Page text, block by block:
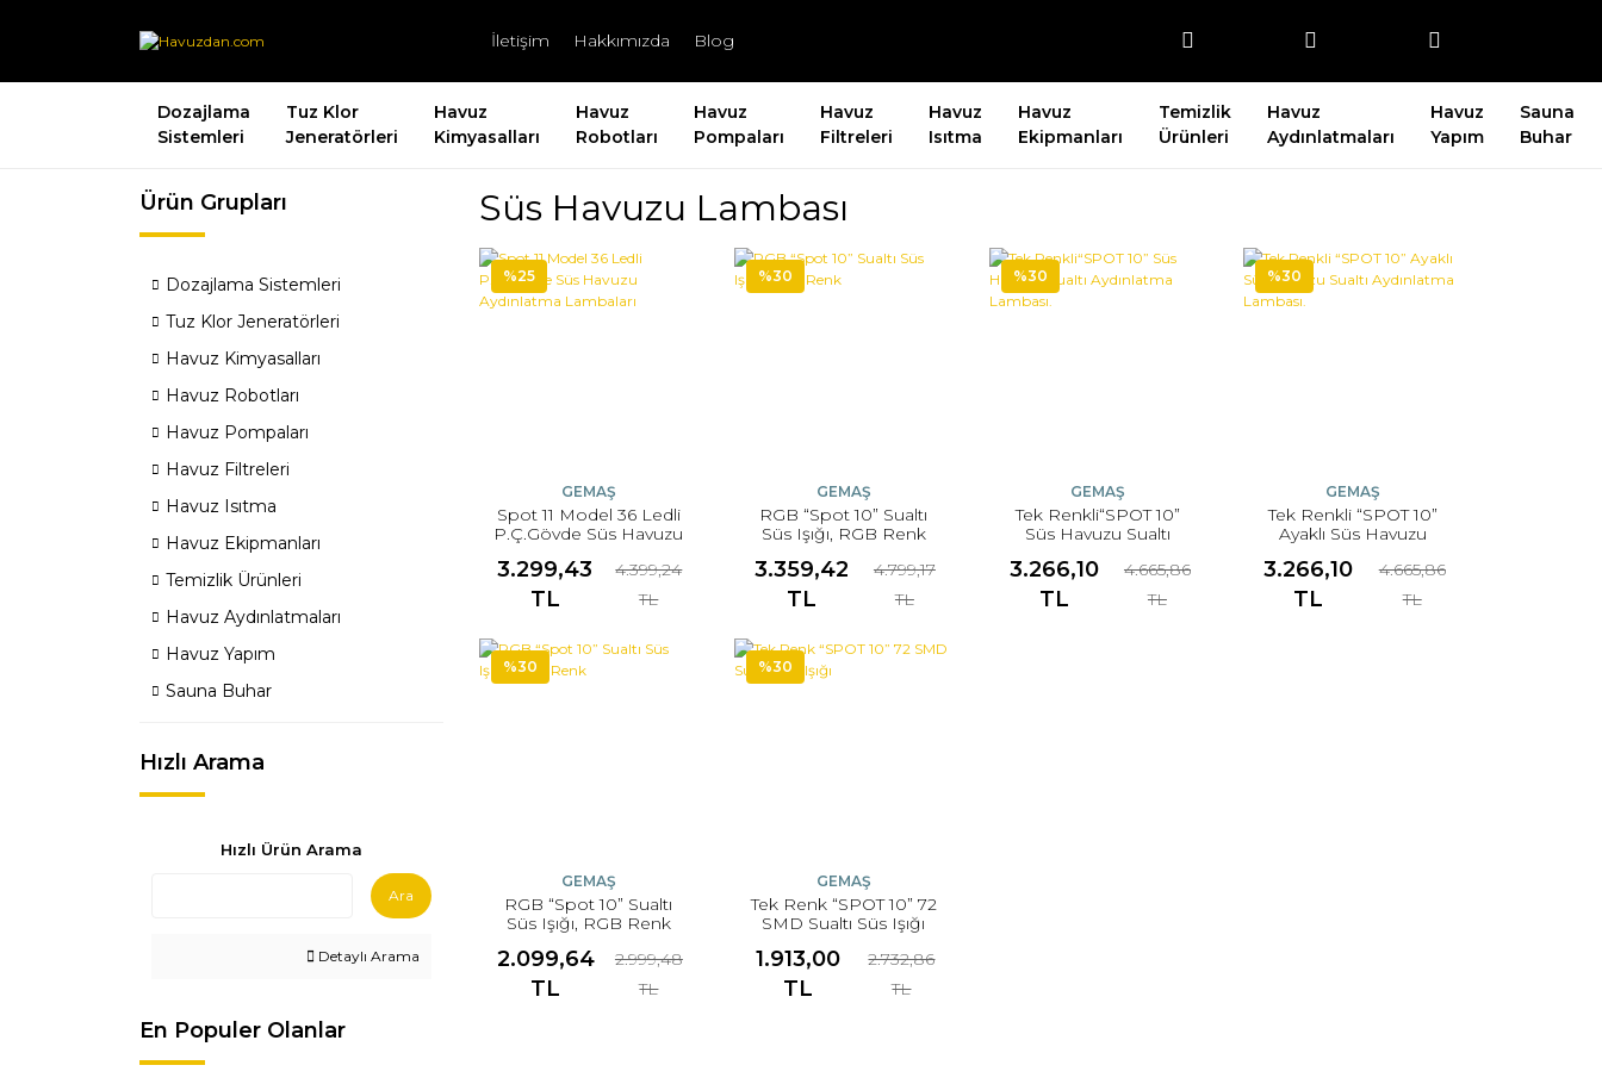
İletişim Hakkımızda Blog
Dozajlama
Sistemleri
Tuz Klor
Jeneratörleri
Havuz
Kimyasalları
Havuz
Robotları
Havuz
Pompaları
Havuz
Filtreleri
Havuz
Isıtma
Havuz
Ekipmanları
Temizlik
Ürünleri
Havuz
Aydınlatmaları
Havuz
Yapım
Sauna
Buhar
Ürün Grupları
Dozajlama Sistemleri
Tuz Klor Jeneratörleri
Havuz Kimyasalları
Havuz Robotları
Havuz Pompaları
Havuz Filtreleri
Havuz Isıtma
Havuz Ekipmanları
Temizlik Ürünleri
Havuz Aydınlatmaları
Havuz Yapım
Sauna Buhar
Hızlı Arama
Hızlı Ürün Arama
Ara
Detaylı Arama
En Populer Olanlar
Süs Havuzu Lambası
%25
GEMAŞ
Spot 11 Model 36 Ledli
P.Ç.Gövde Süs Havuzu
3.299,43
TL
4.399,24
TL
%30
GEMAŞ
RGB “Spot 10” Sualtı
Süs Işığı, RGB Renk
3.359,42
TL
4.799,17
TL
%30
GEMAŞ
Tek Renkli“SPOT 10”
Süs Havuzu Sualtı
3.266,10
TL
4.665,86
TL
%30
GEMAŞ
Tek Renkli “SPOT 10”
Ayaklı Süs Havuzu
Lambası.
3.266,10
TL
4.665,86
TL
%30
GEMAŞ
RGB “Spot 10” Sualtı
Süs Işığı, RGB Renk
2.099,64
TL
2.999,48
TL
%30
GEMAŞ
Tek Renk “SPOT 10” 72
SMD Sualtı Süs Işığı
1.913,00
TL
2.732,86
TL